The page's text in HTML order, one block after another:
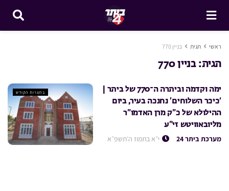
ראשי תגית בניין 770
תגית:בניין 770
בחצרות הקודש
ימה וקדמה וביתרה ה־770 של ביתר |
‘כיכר השלוחים’ נחנכה בעיר, ביום
ההילולא של כ”ק מרן האדמו”ר
מליובאוויטש זי”ע
מערכת ביתר 24 י״א בתמוז ה׳תשפ״א